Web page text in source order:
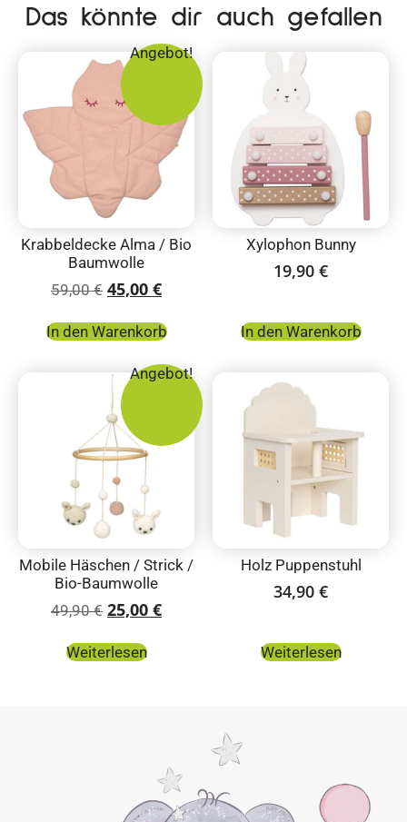
Das könnte dir auch gefallen
Angebot!
Krabbeldecke Alma / Bio
Baumwolle
59,00€ 45,00 €
In den Warenkorb
Xylophon Bunny
19,90 €
In den Warenkorb
Angebot!
Mobile Häschen / Strick /
Bio-Baumwolle
49,90€ 25,00 €
Weiterlesen
Holz Puppenstuhl
34,90 €
Weiterlesen